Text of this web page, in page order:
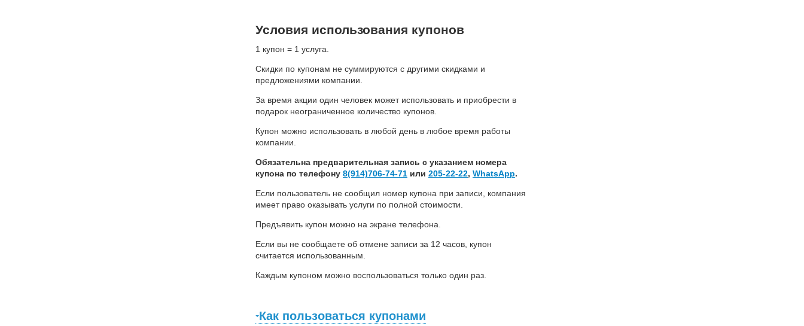
Условия использования купонов
1 купон = 1 услуга.
Скидки по купонам не суммируются с другими скидками и
предложениями компании.
За время акции один человек может использовать и приобрести в
подарок неограниченное количество купонов.
Купон можно использовать в любой день в любое время работы
компании.
Обязательна предварительная запись с указанием номера
купона по телефону 8(914)706-74-71 или 205-22-22, WhatsApp.
Если пользователь не сообщил номер купона при записи, компания
имеет право оказывать услуги по полной стоимости.
Предъявить купон можно на экране телефона.
Если вы не сообщаете об отмене записи за 12 часов, купон
считается использованным.
Каждым купоном можно воспользоваться только один раз.
Как пользоваться купонами